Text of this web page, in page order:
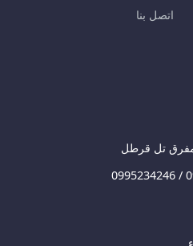
اتصل بنا
تل قرطل
0995234246 /